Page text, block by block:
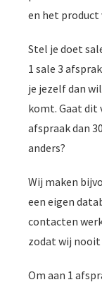
en het product
Stel je doet
1 sale 3
je jezelf dan
komt. Gaat dit
afspraak dan
anders?
Wij maken
een eigen
contacten
zodat wij nooit
Om aan 1